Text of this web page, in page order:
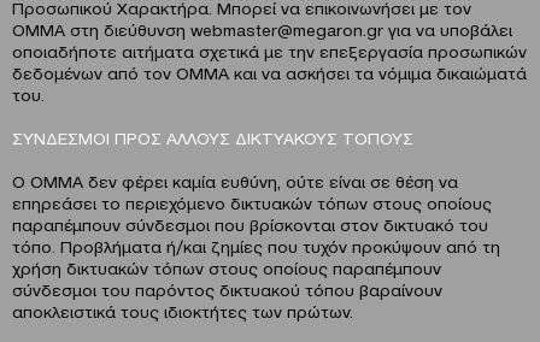
Προσωπικού Χαρακτήρα. Μπορεί να επικοινωνήσει με τον
ΟΜΜΑ στη διεύθυνση webmaster@megaron.gr για να υποβάλει
οποιαδήποτε αιτήματα σχετικά με την επεξεργασία προσωπικών
δεδομένων από τον ΟΜΜΑ και να ασκήσει τα νόμιμα δικαιώματά
του.
ΣΥΝΔΕΣΜΟΙ ΠΡΟΣ ΑΛΛΟΥΣ ΔΙΚΤΥΑΚΟΥΣ ΤΟΠΟΥΣ
Ο OMMA δεν φέρει καμία ευθύνη, ούτε είναι σε θέση να
επηρεάσει το περιεχόμενο δικτυακών τόπων στους οποίους
παραπέμπουν σύνδεσμοι που βρίσκονται στον δικτυακό του
τόπο. Προβλήματα ή/και ζημίες που τυχόν προκύψουν από τη
χρήση δικτυακών τόπων στους οποίους παραπέμπουν
σύνδεσμοι του παρόντος δικτυακού τόπου βαραίνουν
αποκλειστικά τους ιδιοκτήτες των πρώτων.